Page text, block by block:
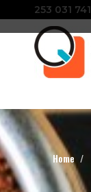
253 031 741
Home